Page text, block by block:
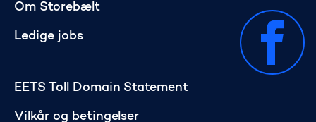
Om Storebælt
Ledige jobs
EETS Toll Domain Statement
Vilkår og betingelser